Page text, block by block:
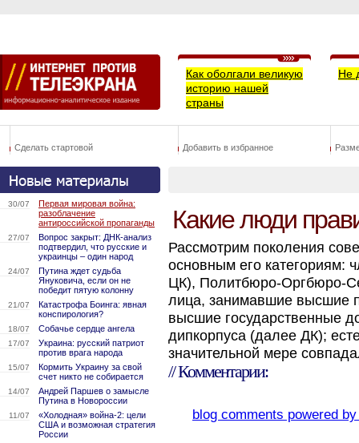
Как оболгали великую
историю нашей
страны
Не
Сделать стартовой Добавить в избранное
30/07
Первая мировая война:
разоблачение
антироссийской пропаганды
27/07
Вопрос закрыт: ДНК-анализ
подтвердил, что русские и
украинцы – один народ
24/07
Путина ждет судьба
Януковича, если он не
победит пятую колонну
21/07
Катастрофа Боинга: явная
конспирология?
18/07 Собачье сердце ангела
17/07
Украина: русский патриот
против врага народа
15/07
Кормить Украину за свой
счет никто не собирается
14/07
Андрей Паршев о замысле
Путина в Новороссии
11/07
«Холодная» война-2: цели
США и возможная стратегия
России
Какие люди
Рассмотрим поколения
основным его
ЦК), Политбюро-Оргбюро-
лица, занимавшие высшие
высшие государственные
дипкорпуса (далее ДК);
значительной мере
// Комментарии:
blog comments powered